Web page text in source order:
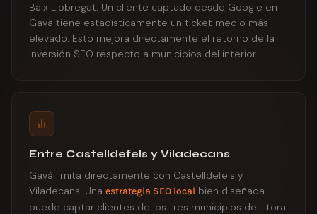
Baix Llobregat. Un cliente captado desde Google en
Gavà tiene estadísticamente un ticket medio más
elevado. Esto mejora directamente el retorno de la
inversión SEO respecto a municipios del interior.
Entre Castelldefels y Viladecans
Gavà limita directamente con Castelldefels y
Viladecans. Una estrategia SEO local bien diseñada
puede captar clientes de los tres municipios del litoral